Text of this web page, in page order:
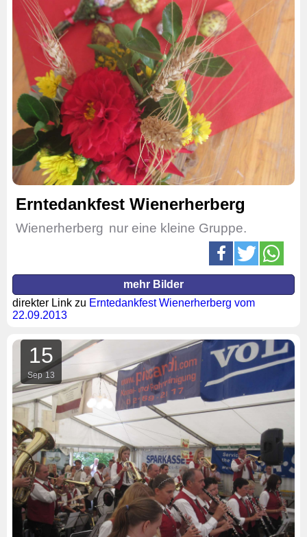
Erntedankfest Wienerherberg
Wienerherberg nur eine kleine Gruppe.
mehr Bilder
direkter Link zu Erntedankfest Wienerherberg vom
22.09.2013
15
Sep 13